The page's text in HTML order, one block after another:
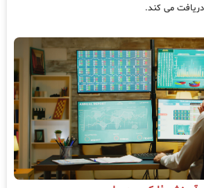
دریافت می کند.